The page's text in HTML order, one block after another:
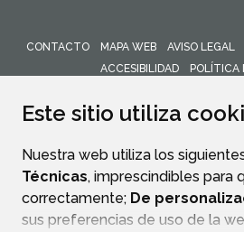
Este sitio utiliza
Nuestra web utiliza los
Técnicas, imprescindibles para
correctamente; De
sus preferencias de uso de la
CONTACTO MAPA WEB AVISO LEGAL
ACCESIBILIDAD
POLÍTICA